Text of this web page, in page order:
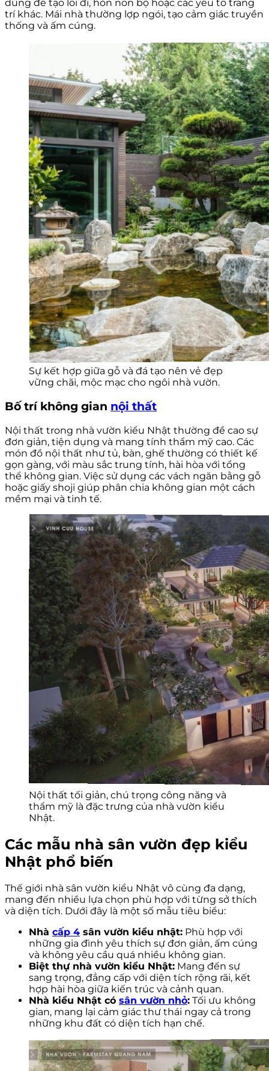
dùng để tạo lối đi, hòn non bộ hoặc các yếu tố trang
trí khác. Mái nhà thường lợp ngói, tạo cảm giác truyền
thống và ấm cúng.
Sự kết hợp giữa gỗ và đá tạo nên vẻ đẹp
vững chãi, mộc mạc cho ngôi nhà vườn.
Bố trí không gian nội thất
Nội thất trong nhà vườn kiểu Nhật thường đề cao sự
đơn giản, tiện dụng và mang tính thẩm mỹ cao. Các
món đồ nội thất như tủ, bàn, ghế thường có thiết kế
gọn gàng, với màu sắc trung tính, hài hòa với tổng
thể không gian. Việc sử dụng các vách ngăn bằng gỗ
hoặc giấy shoji giúp phân chia không gian một cách
mềm mại và tinh tế.
Nội thất tối giản, chú trọng công năng và
thẩm mỹ là đặc trưng của nhà vườn kiểu
Nhật.
Các mẫu nhà sân vườn đẹp kiểu
Nhật phổ biến
Thế giới nhà sân vườn kiểu Nhật vô cùng đa dạng,
mang đến nhiều lựa chọn phù hợp với từng sở thích
và diện tích. Dưới đây là một số mẫu tiêu biểu:
Nhà cấp 4 sân vườn kiểu nhật: Phù hợp với
những gia đình yêu thích sự đơn giản, ấm cúng
và không yêu cầu quá nhiều không gian.
Biệt thự nhà vườn kiểu Nhật: Mang đến sự
sang trọng, đẳng cấp với diện tích rộng rãi, kết
hợp hài hòa giữa kiến trúc và cảnh quan.
Nhà kiểu Nhật có sân vườn nhỏ: Tối ưu không
gian, mang lại cảm giác thư thái ngay cả trong
những khu đất có diện tích hạn chế.